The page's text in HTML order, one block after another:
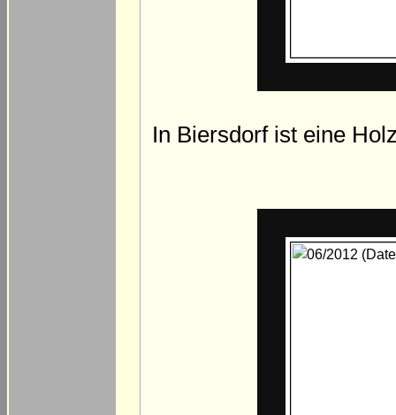
In Biersdorf ist eine